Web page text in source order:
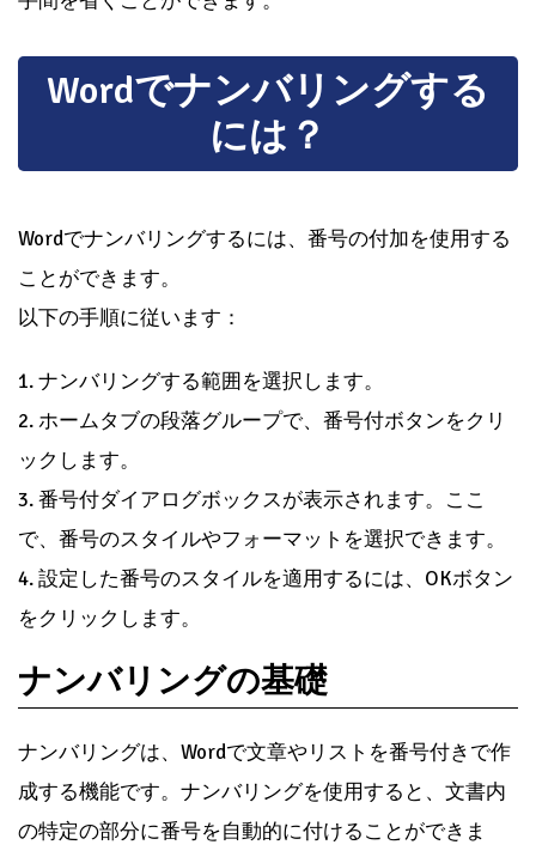
Wordでナンバリングする
には？
Wordでナンバリングするには、番号の付加を使用する
ことができます。
1. ナンバリングする範囲を選択します。
2. ホームタブの段落グループで、番号付ボタンをクリ
ックします。
3. 番号付ダイアログボックスが表示されます。ここ
で、番号のスタイルやフォーマットを選択できます。
4. 設定した番号のスタイルを適用するには、OKボタン
ナンバリングの基礎
ナンバリングは、Wordで文章やリストを番号付きで作
成する機能です。ナンバリングを使用すると、文書内